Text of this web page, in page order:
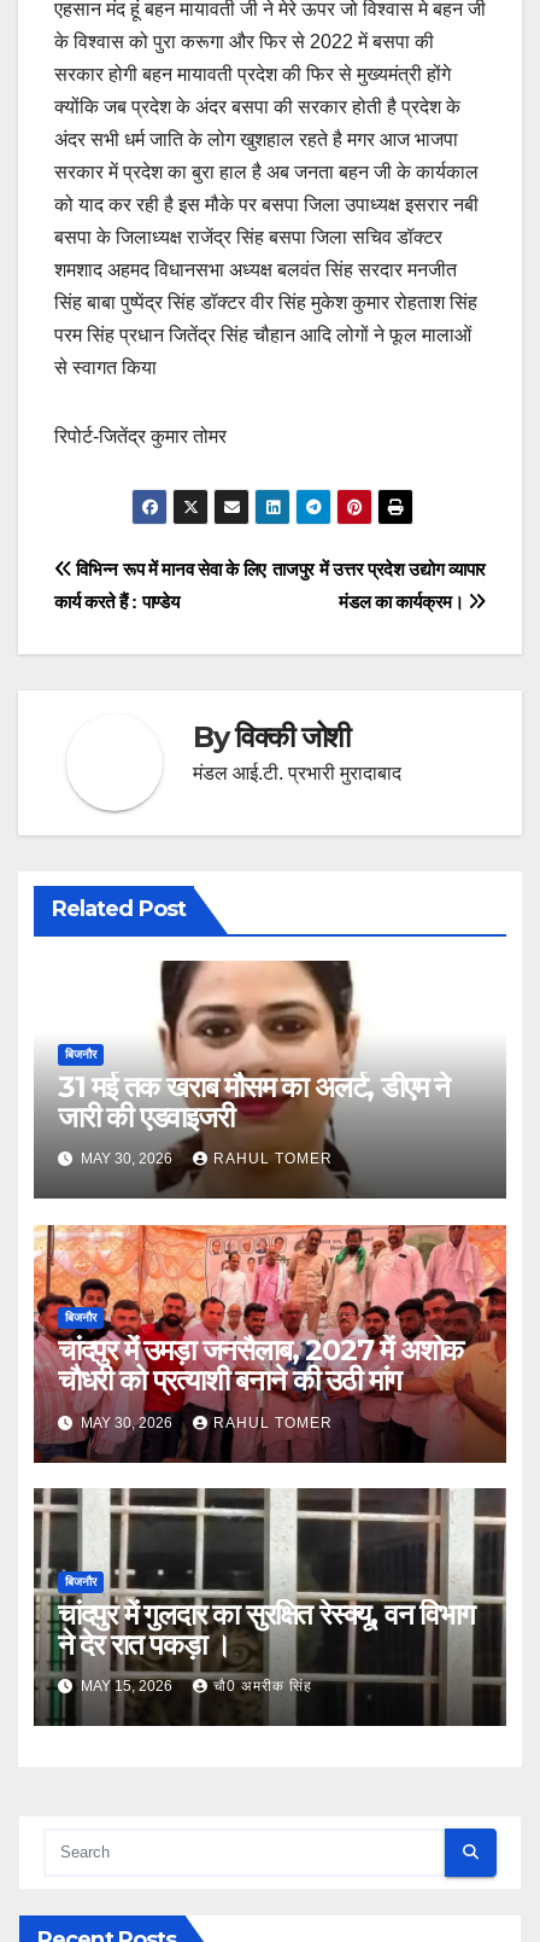
एहसान मंद हूं बहन मायावती जी ने मेरे ऊपर जो विश्वास मे बहन जी
के विश्वास को पुरा करूगा और फिर से 2022 में बसपा की
सरकार होगी बहन मायावती प्रदेश की फिर से मुख्यमंत्री होंगे
क्योंकि जब प्रदेश के अंदर बसपा की सरकार होती है प्रदेश के
अंदर सभी धर्म जाति के लोग खुशहाल रहते है मगर आज भाजपा
सरकार में प्रदेश का बुरा हाल है अब जनता बहन जी के कार्यकाल
को याद कर रही है इस मौके पर बसपा जिला उपाध्यक्ष इसरार नबी
बसपा के जिलाध्यक्ष राजेंद्र सिंह बसपा जिला सचिव डॉक्टर
शमशाद अहमद विधानसभा अध्यक्ष बलवंत सिंह सरदार मनजीत
सिंह बाबा पुष्पेंद्र सिंह डॉक्टर वीर सिंह मुकेश कुमार रोहताश सिंह
परम सिंह प्रधान जितेंद्र सिंह चौहान आदि लोगों ने फूल मालाओं
से स्वागत किया
रिपोर्ट-जितेंद्र कुमार तोमर
Post
navigation
ताजपुर में उत्तर प्रदेश उद्योग व्यापार
मंडल का कार्यक्रम।
विभिन्न रूप में मानव सेवा के लिए
कार्य करते हैं : पाण्डेय
Byविक्की जोशी
मंडल आई.टी. प्रभारी मुरादाबाद
Related Post
बिजनौर
31 मई तक खराब मौसम का अलर्ट, डीएम ने
जारी की एडवाइजरी
MAY 30, 2026 RAHUL TOMER
बिजनौर
चांदपुर में उमड़ा जनसैलाब, 2027 में अशोक
चौधरी को प्रत्याशी बनाने की उठी मांग
MAY 30, 2026 RAHUL TOMER
बिजनौर
चांदपुर में गुलदार का सुरक्षित रेस्क्यू, वन विभाग
ने देर रात पकड़ा ।
MAY 15, 2026 चौ0 अमरीक सिंह